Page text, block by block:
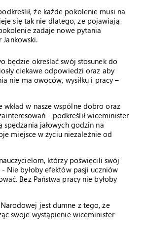
że każde pokolenie musi na
się tak nie dlatego, że pojawiają
zadaje nowe pytania
będzie określać swój stosunek do
ciekawe odpowiedzi oraz aby
nie ma owoców, wysiłku i pracy –
w nasze wspólne dobro oraz
- podkreślił wiceminister
jałowych godzin na
miejsce w życiu niezależnie od
którzy poświęcili swój
Nie byłoby efektów pasji uczniów
Bez Państwa pracy nie byłoby
jest dumne z tego, że
swoje wystąpienie wiceminister